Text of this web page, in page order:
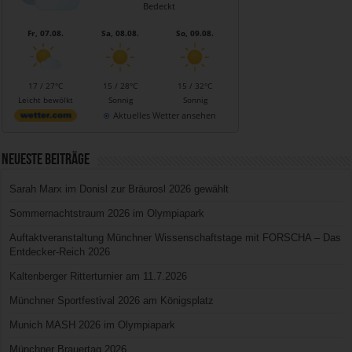
Bedeckt
Fr, 07.08.
17 / 27°C
Leicht bewölkt
Sa, 08.08.
15 / 28°C
Sonnig
So, 09.08.
15 / 32°C
Sonnig
Aktuelles Wetter ansehen
Neueste Beiträge
Sarah Marx im Donisl zur Bräurosl 2026 gewählt
Sommernachtstraum 2026 im Olympiapark
Auftaktveranstaltung Münchner Wissenschaftstage mit FORSCHA – Das
Entdecker-Reich 2026
Kaltenberger Ritterturnier am 11.7.2026
Münchner Sportfestival 2026 am Königsplatz
Munich MASH 2026 im Olympiapark
Münchner Brauertag 2026